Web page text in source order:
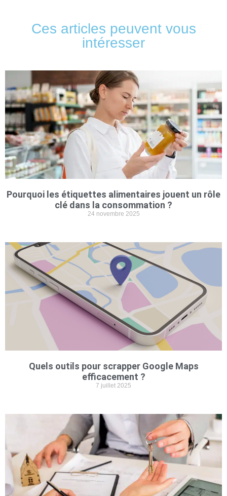
Ces articles peuvent vous
intéresser
Pourquoi les étiquettes alimentaires jouent un rôle
clé dans la consommation ?
24 novembre 2025
Quels outils pour scrapper Google Maps
efficacement ?
7 juillet 2025